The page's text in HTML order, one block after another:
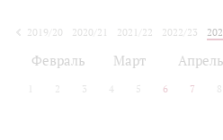
2019/20
2020/21 2021/22 2022/23
Февраль Март Апрель
2 3 4 5 6 7 8